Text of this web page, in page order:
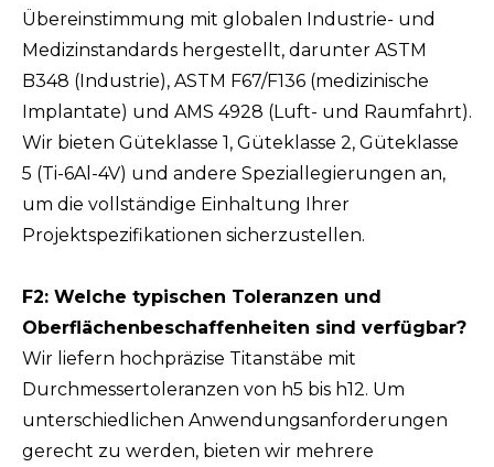
Übereinstimmung mit globalen Industrie- und
Medizinstandards hergestellt, darunter ASTM
B348 (Industrie), ASTM F67/F136 (medizinische
Implantate) und AMS 4928 (Luft- und Raumfahrt).
Wir bieten Güteklasse 1, Güteklasse 2, Güteklasse
5 (Ti-6Al-4V) und andere Speziallegierungen an,
um die vollständige Einhaltung Ihrer
Projektspezifikationen sicherzustellen.
F2: Welche typischen Toleranzen und
Oberflächenbeschaffenheiten sind verfügbar?
Wir liefern hochpräzise Titanstäbe mit
Durchmessertoleranzen von h5 bis h12. Um
unterschiedlichen Anwendungsanforderungen
gerecht zu werden, bieten wir mehrere